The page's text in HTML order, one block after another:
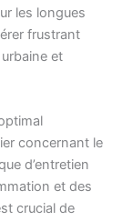
les longues
frustrant
et
concernant le
d’entretien
et des
crucial de